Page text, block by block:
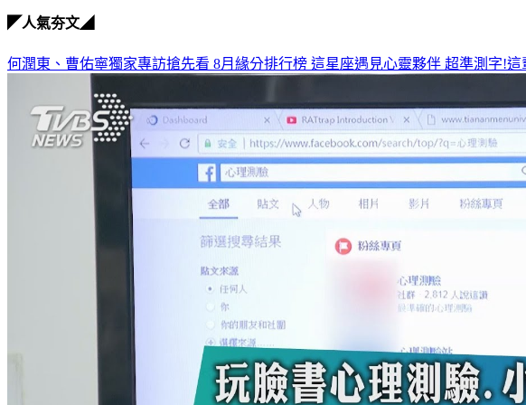
◤人氣夯文◢
何潤東、曹佑寧獨家專訪搶先看 8月緣分排行榜 這星座遇見心靈夥伴 超準測字!這